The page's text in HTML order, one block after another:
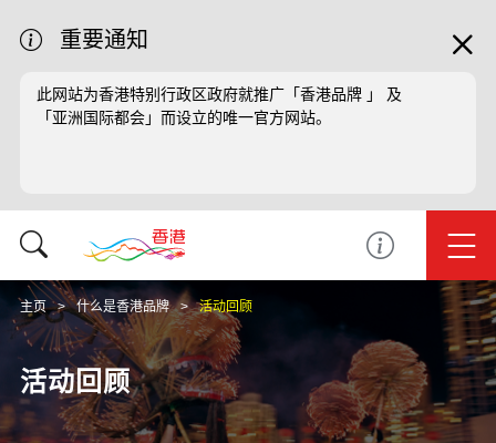
重要通知
此网站为香港特别行政区政府就推广「香港品牌 」 及
「亚洲国际都会」而设立的唯一官方网站。
主页 什么是香港品牌 活动回顾
活动回顾